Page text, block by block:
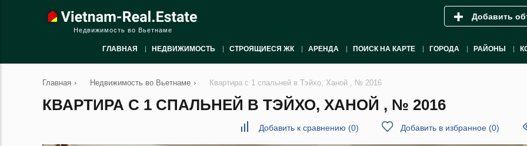
Недвижимость во Вьетнаме
Добавить
ГЛАВНАЯ НЕДВИЖИМОСТЬ СТРОЯЩИЕСЯ ЖК АРЕНДА ПОИСК НА КАРТЕ ГОРОДА РАЙОНЫ
Главная › Недвижимость во Вьетнаме › Квартира с 1 спальней в Тэйхо, Ханой , № 2016
КВАРТИРА С 1 СПАЛЬНЕЙ В ТЭЙХО, ХАНОЙ , № 2016
Добавить к сравнению (0) Добавить в избранное (0)